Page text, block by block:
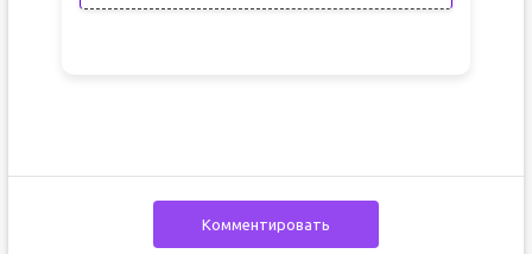
Комментировать